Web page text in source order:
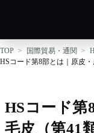
TOP 国際貿易・通関
HSコード第8部とは｜原皮
HSコード第
毛皮（第41